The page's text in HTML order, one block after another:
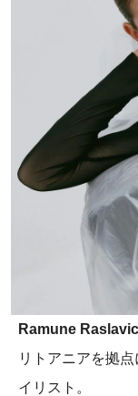
Ramune
リトアニアを拠
イリスト。